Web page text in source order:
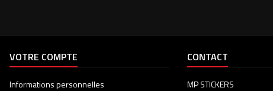
VOTRE COMPTE
Informations personnelles
CONTACT
MP STICKERS